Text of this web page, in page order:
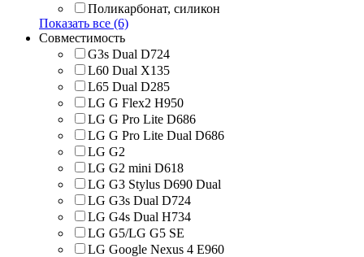
Поликарбонат, силикон
Показать все (6)
Совместимость
G3s Dual D724
L60 Dual X135
L65 Dual D285
LG G Flex2 H950
LG G Pro Lite D686
LG G Pro Lite Dual D686
LG G2
LG G2 mini D618
LG G3 Stylus D690 Dual
LG G3s Dual D724
LG G4s Dual H734
LG G5/LG G5 SE
LG Google Nexus 4 E960